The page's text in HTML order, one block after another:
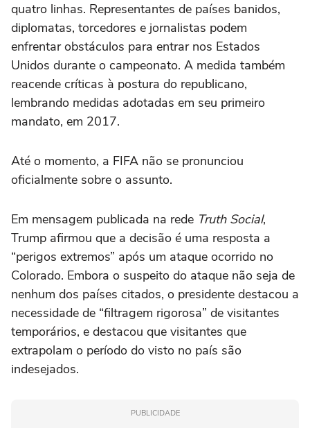
quatro linhas. Representantes de países banidos,
diplomatas, torcedores e jornalistas podem
enfrentar obstáculos para entrar nos Estados
Unidos durante o campeonato. A medida também
reacende críticas à postura do republicano,
lembrando medidas adotadas em seu primeiro
mandato, em 2017.
Até o momento, a FIFA não se pronunciou
oficialmente sobre o assunto.
Em mensagem publicada na rede Truth Social,
Trump afirmou que a decisão é uma resposta a
“perigos extremos” após um ataque ocorrido no
Colorado. Embora o suspeito do ataque não seja de
nenhum dos países citados, o presidente destacou a
necessidade de “filtragem rigorosa” de visitantes
temporários, e destacou que visitantes que
extrapolam o período do visto no país são
indesejados.
PUBLICIDADE